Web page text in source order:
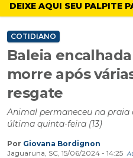
DEIXE AQUI SEU PALPITE
COTIDIANO
Baleia
morre após
resgate
Animal permaneceu na praia
última quinta-feira (13)
Por Giovana Bordignon
Jaguaruna, SC, 15/06/2024 - 14:25